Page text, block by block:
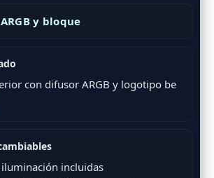
y bloque
con difusor ARGB y logotipo be
incluidas